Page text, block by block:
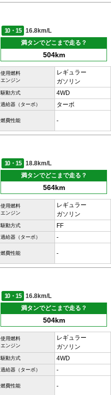
10・15
16.8km/L
満タンでどこまで走る？
504km
使用燃料
エンジン
レギュラー
ガソリン
駆動方式 4WD
過給器（ターボ） ターボ
燃費性能 -
10・15
18.8km/L
満タンでどこまで走る？
564km
使用燃料
エンジン
レギュラー
ガソリン
駆動方式 FF
過給器（ターボ） -
燃費性能 -
10・15
16.8km/L
満タンでどこまで走る？
504km
使用燃料
エンジン
レギュラー
ガソリン
駆動方式 4WD
過給器（ターボ） -
燃費性能 -